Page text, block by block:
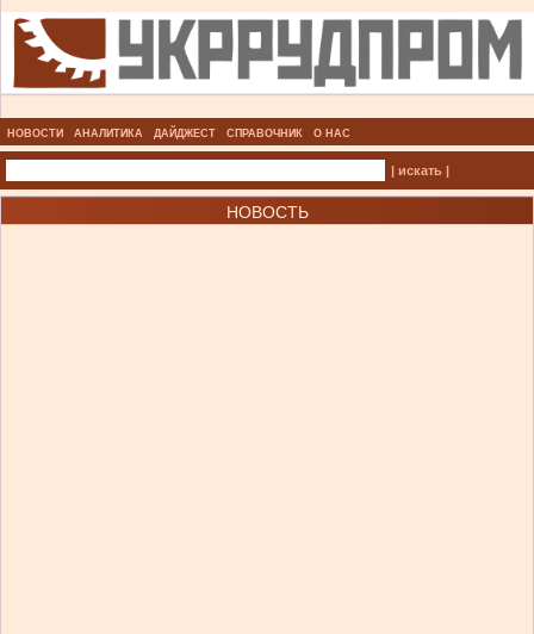
НОВОСТИ АНАЛИТИКА ДАЙДЖЕСТ СПРАВОЧНИК О НАС
| искать |
НОВОСТЬ